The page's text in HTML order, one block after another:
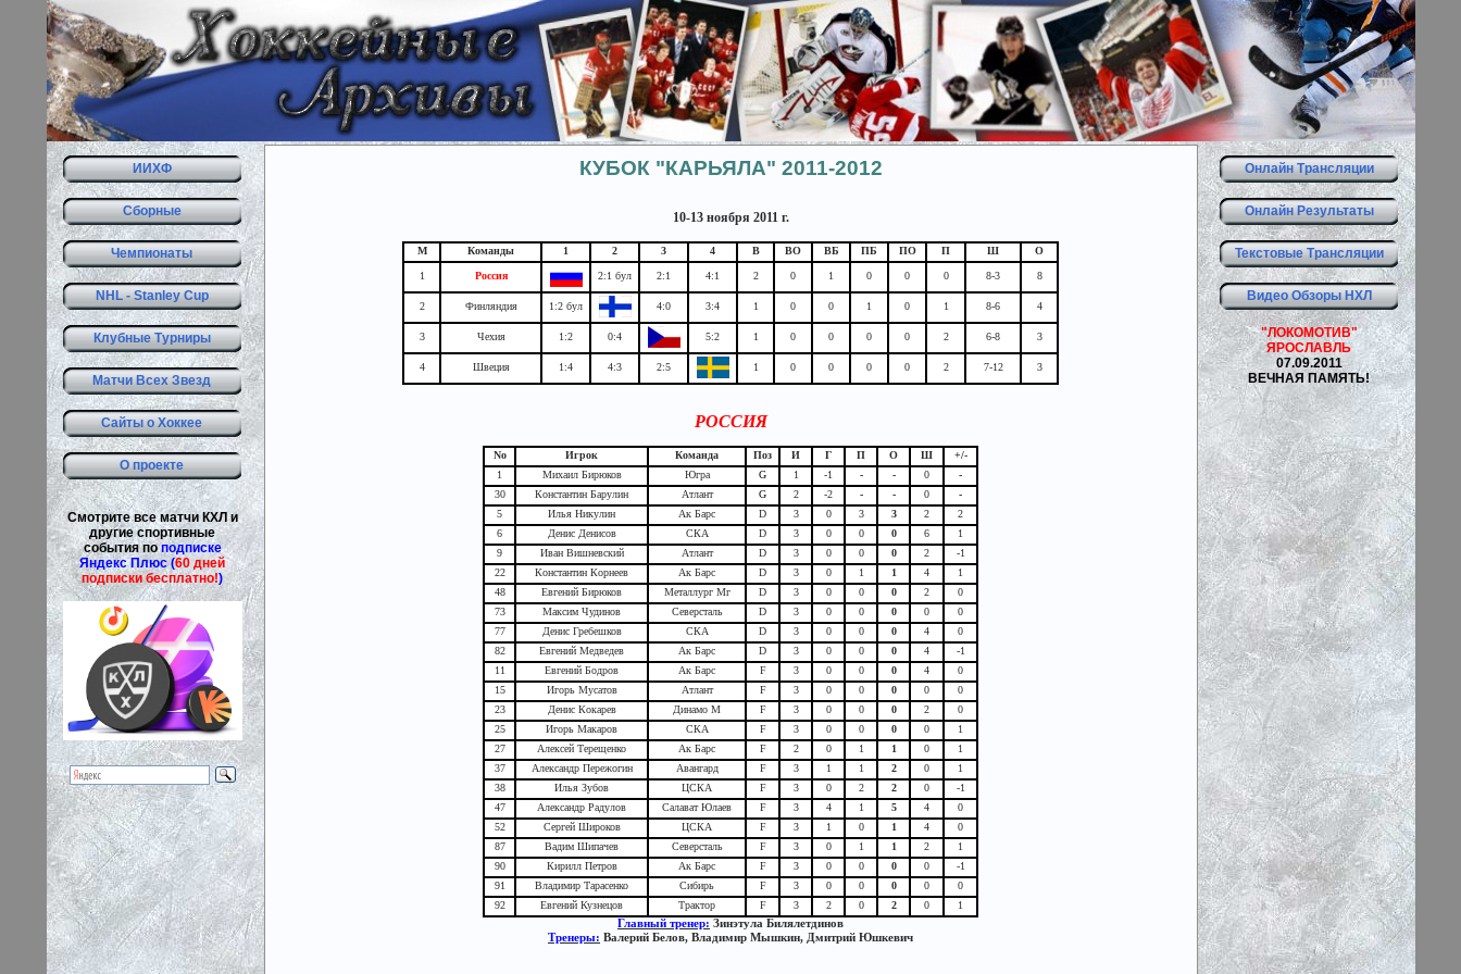
ИИХФ
Сборные
Чемпионаты
NHL - Stanley Cup
Клубные Турниры
Матчи Всех Звезд
Сайты о Хоккее
О проекте
Смотрите все матчи КХЛ и
другие спортивные
события поподписке
Яндекс Плюс (60 дней
подписки бесплатно!)
Онлайн Трансляции
Онлайн Результаты
Текстовые Трансляции
Видео Обзоры НХЛ
"ЛОКОМОТИВ"
ЯРОСЛАВЛЬ
07.09.2011
ВЕЧНАЯ ПАМЯТЬ!
КУБОК "КАРЬЯЛА" 2011-2012
10-13 ноября 2011 г.
М Команды 1 2 3 4 В ВО ВБ ПБ ПО П Ш О
1 Россия 2:1 бул 2:1 4:1 2 0 1 0 0 0 8-3 8
2 Финляндия 1:2 бул 4:0 3:4 1 0 0 1 0 1 8-6 4
3 Чехия 1:2 0:4 5:2 1 0 0 0 0 2 6-8 3
4 Швеция 1:4 4:3 2:5 1 0 0 0 0 2 7-12 3
РОССИЯ
No Игрок Команда Поз И Г П О Ш
+/-
1
Михаил Бирюков Югра G 1 -1 - - 0
-
30
Константин Барулин Атлант G 2 -2 - - 0
-
5
Илья Никулин Ак Барс D 3 0 3 3 2
2
6
Денис Денисов СКА D 3 0 0 0 6
1
9
Иван Вишневский Атлант D 3 0 0 0 2
-1
22
Константин Корнеев Ак Барс D 3 0 1 1 4
1
48
Евгений Бирюков Металлург Мг D 3 0 0 0 2
0
73
Максим Чудинов Северсталь D 3 0 0 0 0
0
77
Денис Гребешков СКА D 3 0 0 0 4
0
82
Евгений Медведев Ак Барс D 3 0 0 0 4
-1
11
Евгений Бодров Ак Барс F 3 0 0 0 4
0
15
Игорь Мусатов Атлант F 3 0 0 0 0
0
23
Денис Кокарев Динамо М F 3 0 0 0 2
0
25
Игорь Макаров СКА F 3 0 0 0 0
1
27
Алексей Терещенко Ак Барс F 2 0 1 1 0
1
37
Александр Пережогин Авангард F 3 1 1 2 0
1
38
Илья Зубов ЦСКА F 3 0 2 2 0
-1
47
Александр Радулов Салават Юлаев F 3 4 1 5 4
0
52
Сергей Широков ЦСКА F 3 1 0 1 4
0
87
Вадим Шипачев Северсталь F 3 0 1 1 2
1
90
Кирилл Петров Ак Барс F 3 0 0 0 0
-1
91
Владимир Тарасенко Сибирь F 3 0 0 0 0
0
92
Евгений Кузнецов Трактор F 3 2 0 2 0
1
Главный тренер: Зинэтула Билялетдинов
Тренеры: Валерий Белов, Владимир Мышкин, Дмитрий Юшкевич